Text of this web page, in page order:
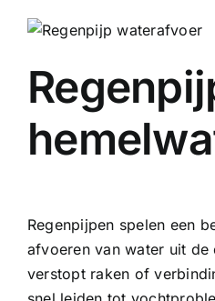
Regenpijpen spelen een
afvoeren van water uit de
verstopt raken of